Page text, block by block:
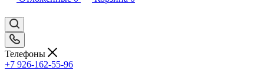
Телефоны
+7 926-162-55-96